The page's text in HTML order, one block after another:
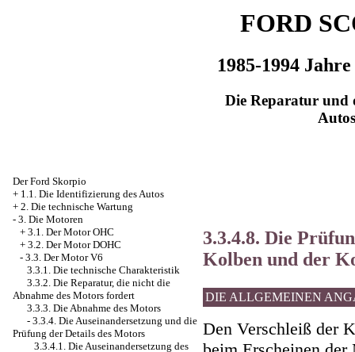
FORD
1985-1994
Die Reparatur und
Autos
Der Ford Skorpio
+ 1.1. Die Identifizierung des Autos
+ 2. Die technische Wartung
- 3. Die Motoren
+ 3.1. Der Motor OHC
+ 3.2. Der Motor DOHC
- 3.3. Der Motor V6
3.3.1. Die technische Charakteristik
3.3.2. Die Reparatur, die nicht die
Abnahme des Motors fordert
3.3.3. Die Abnahme des Motors
- 3.3.4. Die Auseinandersetzung und die
Prüfung der Details des Motors
3.3.4.1. Die Auseinandersetzung des
3.3.4.8. Die
Kolben und der
DIE ALLGEMEINEN
Den Verschleiß der